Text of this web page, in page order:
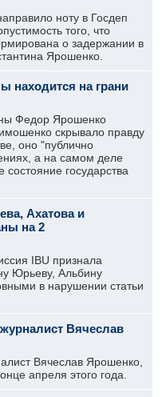
ноту в Госдеп
того, что
о задержании в
Ярошенко.
находится на грани
Федор Ярошенко
скрывало правду
оно "публично
а на самом деле
государства
Ахатова и
на 2
IBU признала
Юрьеву, Альбину
в нарушении статьи
Вячеслав
Вячеслав Ярошенко,
апреля этого года.